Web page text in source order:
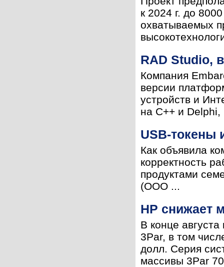
к 2024 г. до
охватываемых
RAD Studio,
Компания
версии
устройств и
на C++ и
USB-токены
Как объявила
корректность
продуктами
(ООО ...
HP снижает
В конце
3Par, в том
долл. Серия
массивы 3Par